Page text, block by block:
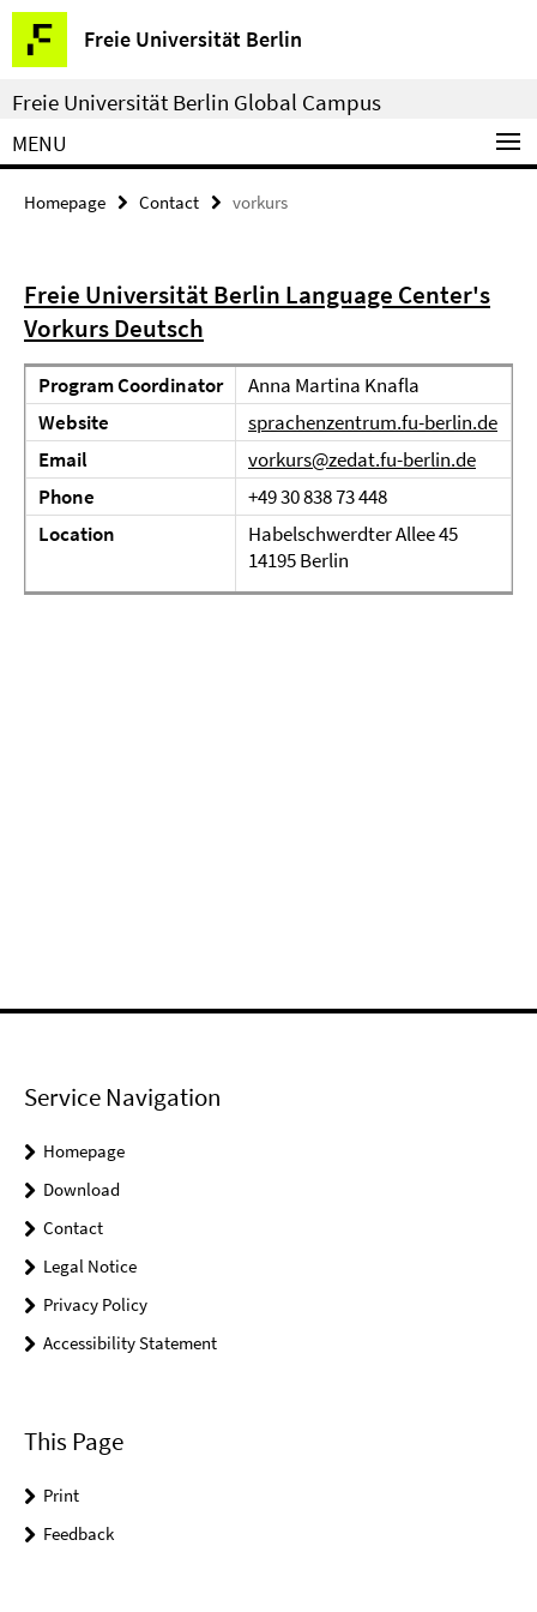
Springe
direkt
zu
Inhalt
Freie Universität Berlin
Service
Navigation
Freie Universität Berlin Global Campus
MENU
Homepage Contact vorkurs
Freie Universität Berlin Language Center's
Vorkurs Deutsch
Program Coordinator
Anna Martina Knafla
Website
sprachenzentrum.fu-berlin.de
Email
vorkurs@zedat.fu-berlin.de
Phone
+49 30 838 73 448
Location
Habelschwerdter Allee 45
14195 Berlin
Service Navigation
Homepage
Download
Contact
Legal Notice
Privacy Policy
Accessibility Statement
This Page
Print
Feedback